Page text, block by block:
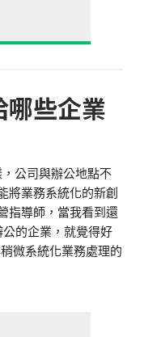
些企業
公司與辦公地點不
將業務系統化的新創
指導師，當我看到還
的企業，就覺得好
微系統化業務處理的